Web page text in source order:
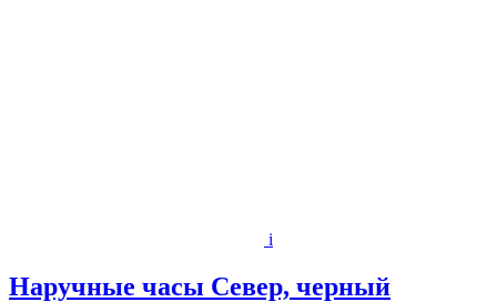
i
Наручные часы Север, черный